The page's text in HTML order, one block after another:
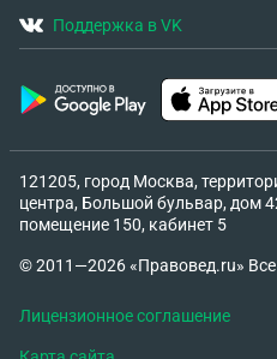
Поддержка в VK
121205, город Москва,
центра, Большой бульвар, дом
помещение 150, кабинет 5
© 2011—2026 «Правовед.ru»
Лицензионное соглашение